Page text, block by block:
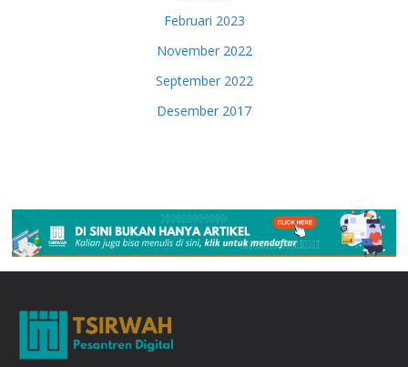
Februari 2023
November 2022
September 2022
Desember 2017